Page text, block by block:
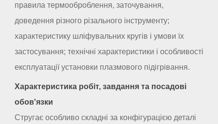
правила термооброблення, заточування,
доведення різного різального інструменту;
характеристику шліфувальних кругів і умови їх
застосування; технічні характеристики і особливості
експлуатації установки плазмового підігрівання.
Характеристика робіт, завдання та посадові
обов'язки
Стругає особливо складні за конфігурацією деталі